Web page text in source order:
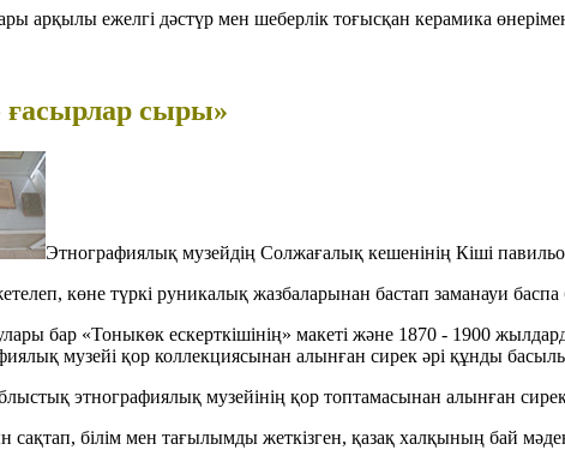
арқылы ежелгі дәстүр мен шеберлік тоғысқан керамика
сыры»
Этнографиялық музейдің Солжағалық кешенінің Кіші
көне түркі руникалық жазбаларынан бастап заманауи
бар «Тоныкөк ескерткішінің» макеті және 1870 - 1900
музейі қор коллекциясынан алынған сирек әрі құнды
этнографиялық музейінің қор топтамасынан алынған
сақтап, білім мен тағылымды жеткізген, қазақ халқының бай